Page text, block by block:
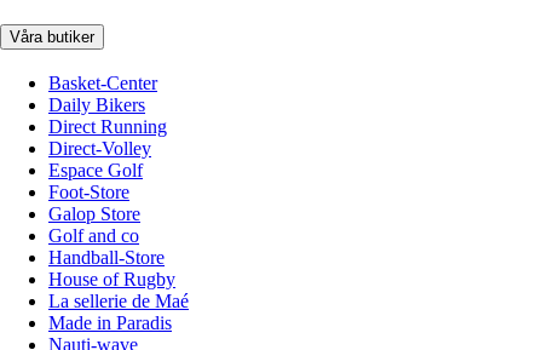
Våra butiker
Basket-Center
Daily Bikers
Direct Running
Direct-Volley
Espace Golf
Foot-Store
Galop Store
Golf and co
Handball-Store
House of Rugby
La sellerie de Maé
Made in Paradis
Nauti-wave